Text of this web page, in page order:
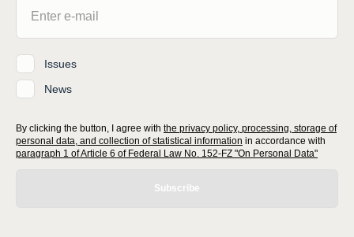
Issues
News
By clicking the button, I agree with the privacy policy, processing, storage of
personal data, and collection of statistical information in accordance with
paragraph 1 of Article 6 of Federal Law No. 152-FZ "On Personal Data"
Subscribe